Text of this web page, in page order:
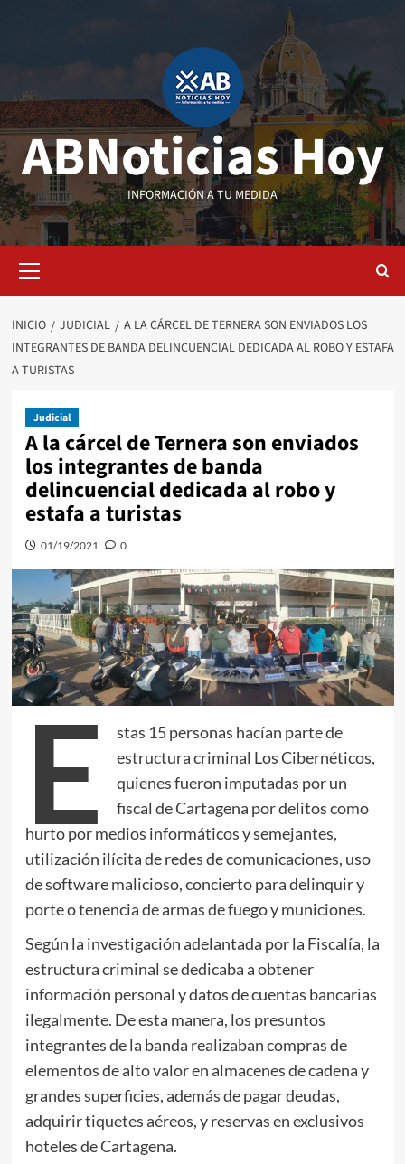
ABNoticias Hoy
INFORMACIÓN A TU MEDIDA
primario
INICIO JUDICIAL
A LA CÁRCEL DE TERNERA SON ENVIADOS LOS
INTEGRANTES DE BANDA DELINCUENCIAL DEDICADA AL ROBO Y ESTAFA
A TURISTAS
Judicial
A la cárcel de Ternera son enviados
los integrantes de banda
delincuencial dedicada al robo y
estafa a turistas
01/19/2021 0
E
stas 15 personas hacían parte de
estructura criminal Los Cibernéticos,
quienes fueron imputadas por un
fiscal de Cartagena por delitos como
hurto por medios informáticos y semejantes,
utilización ilícita de redes de comunicaciones, uso
de software malicioso, concierto para delinquir y
porte o tenencia de armas de fuego y municiones.
Según la investigación adelantada por la Fiscalía, la
estructura criminal se dedicaba a obtener
información personal y datos de cuentas bancarias
ilegalmente. De esta manera, los presuntos
integrantes de la banda realizaban compras de
elementos de alto valor en almacenes de cadena y
grandes superficies, además de pagar deudas,
adquirir tiquetes aéreos, y reservas en exclusivos
hoteles de Cartagena.